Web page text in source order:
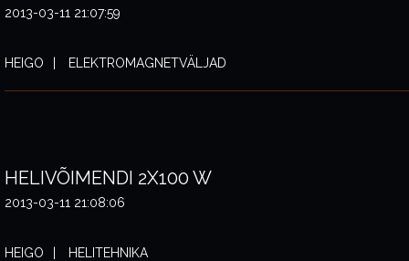
2013-03-11 21:07:59
HEIGO ELEKTROMAGNETVÄLJAD
HELIVÕIMENDI 2X100 W
2013-03-11 21:08:06
HEIGO HELITEHNIKA